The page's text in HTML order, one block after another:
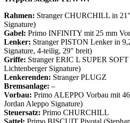
Rahmen: Stranger CHURCHILL in
Signature)
Gabel: Primo INFINITY mit 25 mm
Lenker: Stranger PISTON Lenker in
Signature, 4-teilig, 29″ breit)
Griffe: Stranger ERIC L SUPER
Lichtenberger Signature)
Lenkerenden: Stranger PLUGZ
Bremsanlage: –
Vorbau: Primo ALEPPO Vorbau mit
Jordan Aleppo Signature)
Steuersatz: Primo CHURCHILL
Sattel: Primo BISCUIT Pivotal